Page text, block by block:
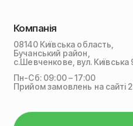
Компанія
08140 Київська область,
Бучанський район,
с.Шевченкове, вул. Київська
Пн-Сб: 09:00 – 17:00
Прийом замовлень на сайті